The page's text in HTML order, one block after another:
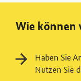
Wie können
Haben Sie
Nutzen Sie